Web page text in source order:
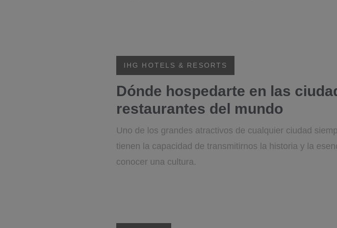
IHG HOTELS & RESORTS
Dónde hospedarte en las
restaurantes del mundo
Uno de los grandes atractivos de cualquier ciudad
tienen la capacidad de transmitirnos la historia y la
conocer una cultura.